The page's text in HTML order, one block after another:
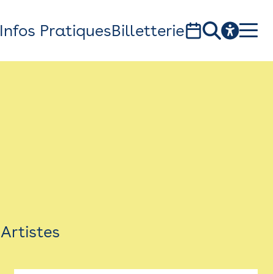
Infos PratiquesBilletterie
1, av. du Chateau d'eau - 31300 Toulouse
Artistes